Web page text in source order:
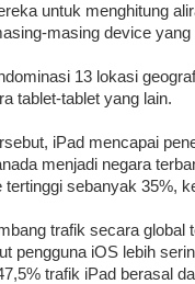
untuk menghitung
masing device yang
13 lokasi
tablet-tablet yang lain.
iPad mencapai
menjadi negara
sebanyak 35%,
trafik secara global
pengguna iOS lebih
trafik iPad berasal